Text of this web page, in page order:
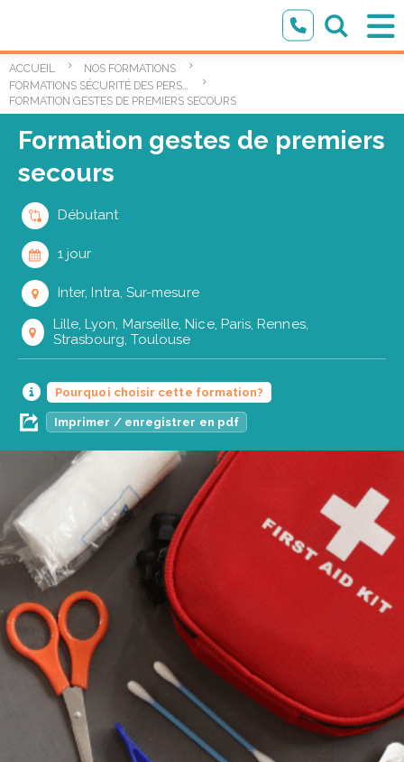
ACCUEIL
NOS FORMATIONS
FORMATION GESTES DE PREMIERS SECOURS
Formation gestes de premiers
secours
Débutant
1 jour
Inter, Intra, Sur-mesure
Lille, Lyon, Marseille, Nice, Paris, Rennes,
Strasbourg, Toulouse
Pourquoi choisir cette formation?
Imprimer / enregistrer en pdf